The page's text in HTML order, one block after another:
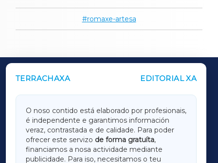
romaxe-artesa
TERRACHAXA EDITORIAL XA
O noso contido está elaborado por profesionais,
é independente e garantimos información
veraz, contrastada e de calidade. Para poder
ofrecer este servizo de forma gratuíta,
financiamos a nosa actividade mediante
publicidade. Para iso, necesitamos o teu
OUTROS PERIÓDICOS
LUGOXA
TERRACHAXA